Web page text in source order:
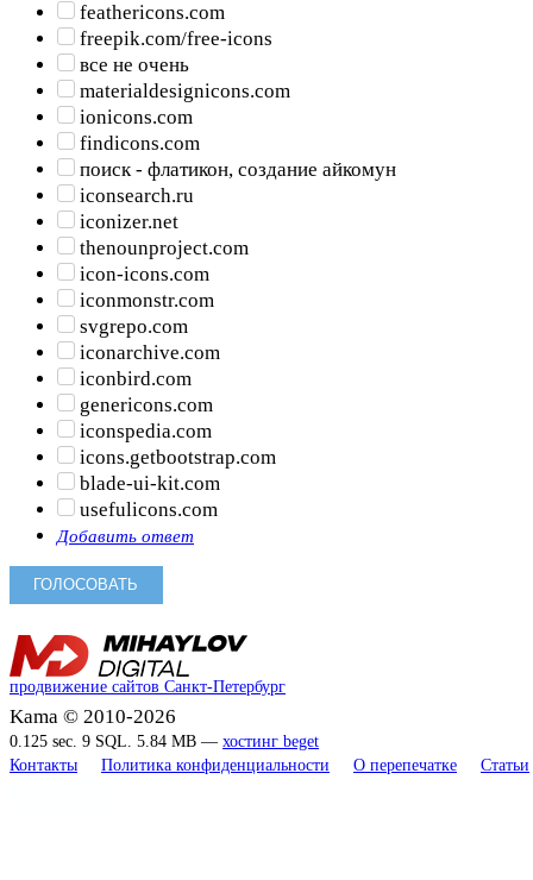
feathericons.com
freepik.com/free-icons
все не очень
materialdesignicons.com
ionicons.com
findicons.com
поиск - флатикон, создание айкомун
iconsearch.ru
iconizer.net
thenounproject.com
icon-icons.com
iconmonstr.com
svgrepo.com
iconarchive.com
iconbird.com
genericons.com
iconspedia.com
icons.getbootstrap.com
blade-ui-kit.com
usefulicons.com
Добавить ответ
продвижение сайтов Санкт-Петербург
Kama © 2010-2026
0.125 sec. 9 SQL. 5.84 MB — хостинг beget
Контакты
Политика конфиденциальности О перепечатке Статьи